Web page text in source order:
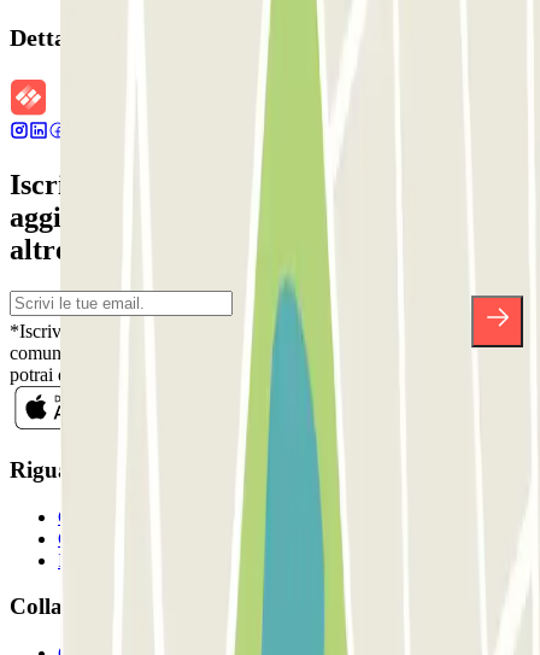
Dettagli della prenotazione
Iscriviti alla nostra Newsletter e rimani
aggiornato su sconti, concorsi e tante
altre sorprese.
*Iscrivendoti, accetti la nostra Informativa sulla Privacy per ricevere
comunicazioni commerciali da Parclick. Senza alcun impegno,
potrai disiscriverti quando vuoi direttamente dalla stessa newsletter.
Riguardo a Parclcik
Chi siamo
Come funziona?
I Nostri Parcheggi
Collaboriamo?